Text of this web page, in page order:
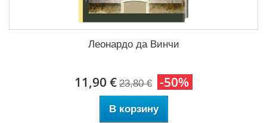
Леонардо да Винчи
11,90 € 23,80 € -50%
В корзину